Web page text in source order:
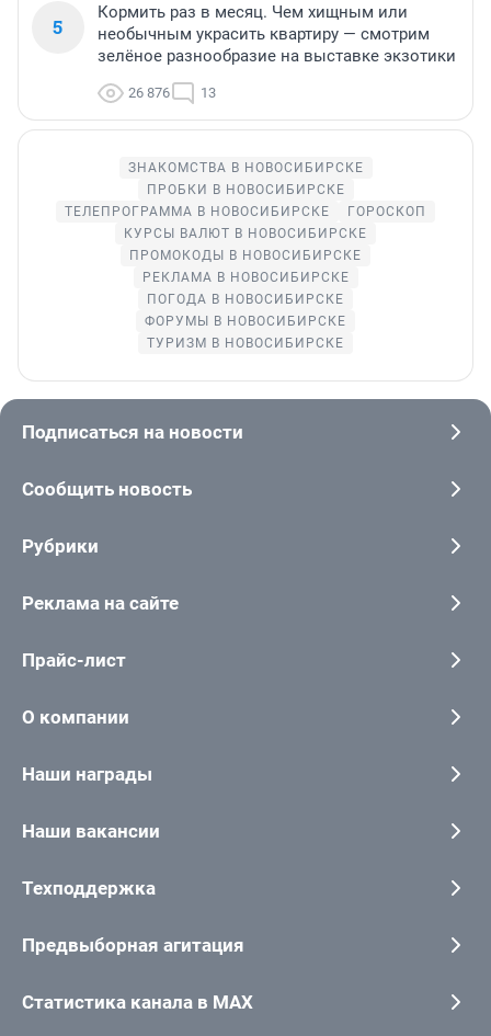
5
Кормить раз в месяц. Чем хищным или
необычным украсить квартиру — смотрим
зелёное разнообразие на выставке экзотики
26 876 13
ЗНАКОМСТВА В НОВОСИБИРСКЕ
ПРОБКИ В НОВОСИБИРСКЕ
ТЕЛЕПРОГРАММА В НОВОСИБИРСКЕ
ГОРОСКОП
КУРСЫ ВАЛЮТ В НОВОСИБИРСКЕ
ПРОМОКОДЫ В НОВОСИБИРСКЕ
РЕКЛАМА В НОВОСИБИРСКЕ
ПОГОДА В НОВОСИБИРСКЕ
ФОРУМЫ В НОВОСИБИРСКЕ
ТУРИЗМ В НОВОСИБИРСКЕ
Подписаться на новости
Сообщить новость
Рубрики
Реклама на сайте
Прайс-лист
О компании
Наши награды
Наши вакансии
Техподдержка
Предвыборная агитация
Статистика канала в MAX